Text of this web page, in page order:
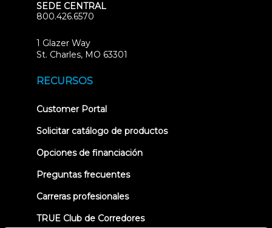
SEDE CENTRAL
800.426.6570
1 Glazer Way
St. Charles, MO 63301
RECURSOS
Customer Portal(opens
new
Solicitar catálogo de productos
Opciones de financiación
Preguntas frecuentes
Carreras profesionales
TRUE Club de Corredores